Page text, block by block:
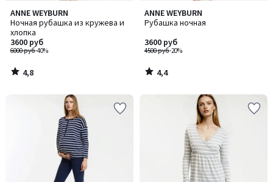
ANNE WEYBURN
Ночная рубашка из кружева и
хлопка
6000 руб-40%
3600 руб
4,8
/ 5
4,8
/
ANNE WEYBURN
Рубашка ночная
4500 руб-20%
3600 руб
4,4
/ 5
4,4
/